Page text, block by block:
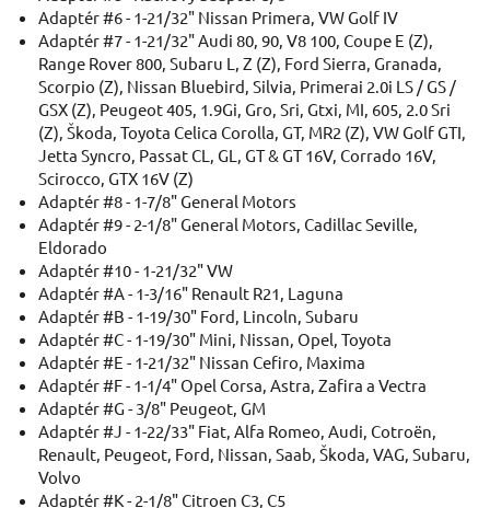
Adaptér #6 - 1-21/32" Nissan Primera, VW Golf IV
Adaptér #7 - 1-21/32" Audi 80, 90, V8 100, Coupe E (Z),
Range Rover 800, Subaru L, Z (Z), Ford Sierra, Granada,
Scorpio (Z), Nissan Bluebird, Silvia, Primerai 2.0i LS / GS /
GSX (Z), Peugeot 405, 1.9Gi, Gro, Sri, Gtxi, MI, 605, 2.0 Sri
(Z), Škoda, Toyota Celica Corolla, GT, MR2 (Z), VW Golf GTI,
Jetta Syncro, Passat CL, GL, GT & GT 16V, Corrado 16V,
Scirocco, GTX 16V (Z)
Adaptér #8 - 1-7/8" General Motors
Adaptér #9 - 2-1/8" General Motors, Cadillac Seville,
Eldorado
Adaptér #10 - 1-21/32" VW
Adaptér #A - 1-3/16" Renault R21, Laguna
Adaptér #B - 1-19/30" Ford, Lincoln, Subaru
Adaptér #C - 1-19/30" Mini, Nissan, Opel, Toyota
Adaptér #E - 1-21/32" Nissan Cefiro, Maxima
Adaptér #F - 1-1/4" Opel Corsa, Astra, Zafira a Vectra
Adaptér #G - 3/8" Peugeot, GM
Adaptér #J - 1-22/33" Fiat, Alfa Romeo, Audi, Cotroën,
Renault, Peugeot, Ford, Nissan, Saab, Škoda, VAG, Subaru,
Volvo
Adaptér #K - 2-1/8" Citroen C3, C5